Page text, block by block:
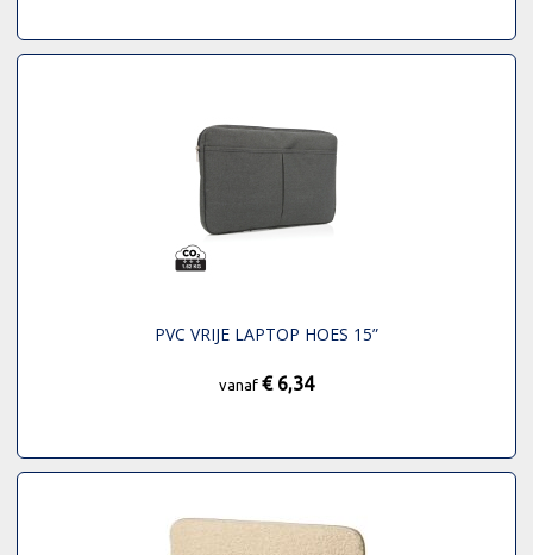
PVC VRIJE LAPTOP HOES 15”
vanaf € 6,34